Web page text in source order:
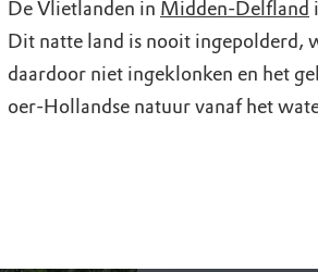
De Vlietlanden in Midden-Delfland
Dit natte land is nooit ingepolderd,
daardoor niet ingeklonken en het
oer-Hollandse natuur vanaf het